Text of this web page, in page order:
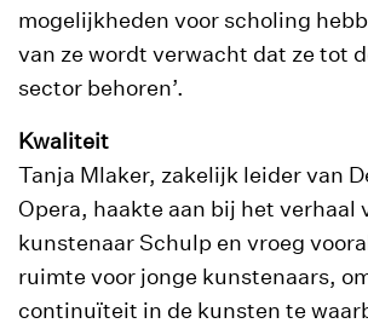
mogelijkheden voor scholing
van ze wordt verwacht dat ze tot
sector behoren’.
Kwaliteit
Tanja Mlaker, zakelijk leider van
Opera, haakte aan bij het verhaal
kunstenaar Schulp en vroeg
ruimte voor jonge kunstenaars,
continuïteit in de kunsten te